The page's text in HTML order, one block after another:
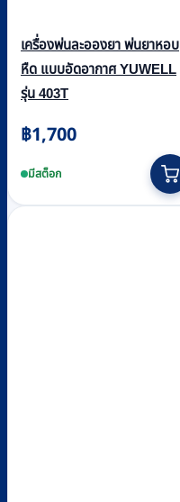
เครื่องพ่นละอองยา พ่นยาหอบ
หืด แบบอัดอากาศ YUWELL
รุ่น 403T
฿1,700
มีสต็อก